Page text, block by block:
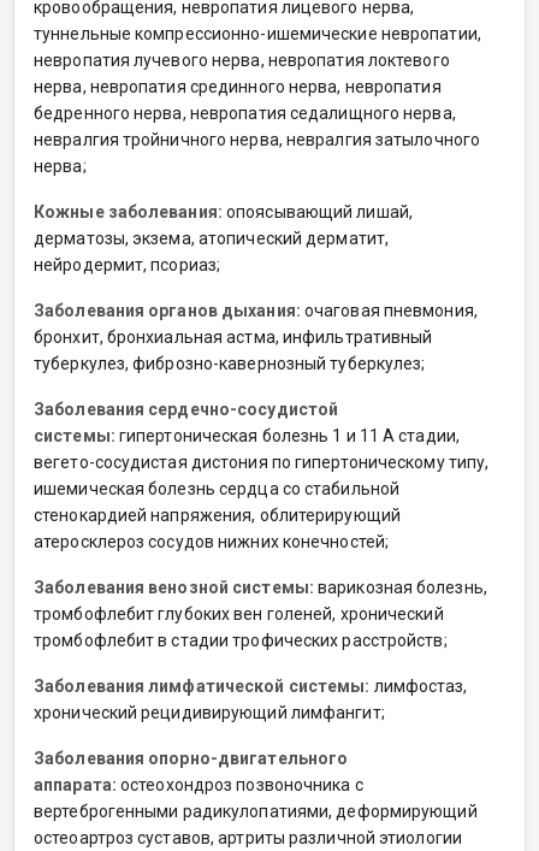
кровообращения, невропатия лицевого нерва,
туннельные компрессионно-ишемические невропатии,
невропатия лучевого нерва, невропатия локтевого
нерва, невропатия срединного нерва, невропатия
бедренного нерва, невропатия седалищного нерва,
невралгия тройничного нерва, невралгия затылочного
нерва;
Кожные заболевания: опоясывающий лишай,
дерматозы, экзема, атопический дерматит,
нейродермит, псориаз;
Заболевания органов дыхания: очаговая пневмония,
бронхит, бронхиальная астма, инфильтративный
туберкулез, фиброзно-кавернозный туберкулез;
Заболевания сердечно-сосудистой
системы: гипертоническая болезнь 1 и 11 А стадии,
вегето-сосудистая дистония по гипертоническому типу,
ишемическая болезнь сердца со стабильной
стенокардией напряжения, облитерирующий
атеросклероз сосудов нижних конечностей;
Заболевания венозной системы: варикозная болезнь,
тромбофлебит глубоких вен голеней, хронический
тромбофлебит в стадии трофических расстройств;
Заболевания лимфатической системы: лимфостаз,
хронический рецидивирующий лимфангит;
Заболевания опорно-двигательного
аппарата: остеохондроз позвоночника с
вертеброгенными радикулопатиями, деформирующий
остеоартроз суставов, артриты различной этиологии